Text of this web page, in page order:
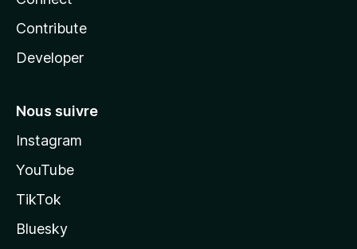
Contribute
Developer
Nous suivre
Instagram
YouTube
TikTok
Bluesky